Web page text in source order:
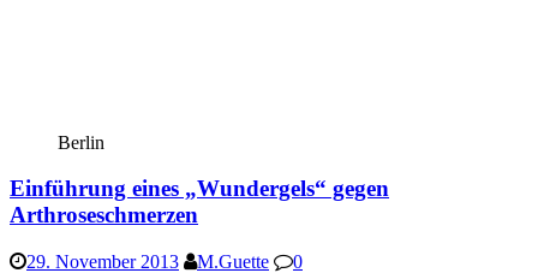
Berlin
Einführung eines „Wundergels“ gegen
Arthroseschmerzen
29. November 2013 M.Guette
0